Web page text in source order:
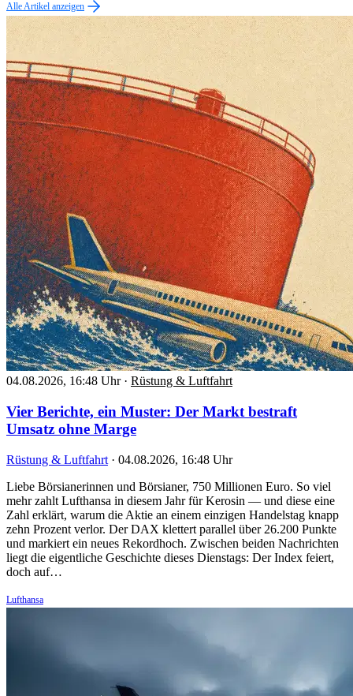
Alle Artikel anzeigen
04.08.2026, 16:48 Uhr · Rüstung & Luftfahrt
Vier Berichte, ein Muster: Der Markt bestraft
Umsatz ohne Marge
Rüstung & Luftfahrt · 04.08.2026, 16:48 Uhr
Liebe Börsianerinnen und Börsianer, 750 Millionen Euro. So viel
mehr zahlt Lufthansa in diesem Jahr für Kerosin — und diese eine
Zahl erklärt, warum die Aktie an einem einzigen Handelstag knapp
zehn Prozent verlor. Der DAX klettert parallel über 26.200 Punkte
und markiert ein neues Rekordhoch. Zwischen beiden Nachrichten
liegt die eigentliche Geschichte dieses Dienstags: Der Index feiert,
doch auf…
Lufthansa